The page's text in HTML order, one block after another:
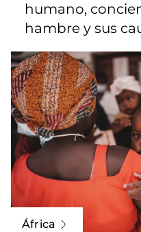
humano,
hambre y sus
África